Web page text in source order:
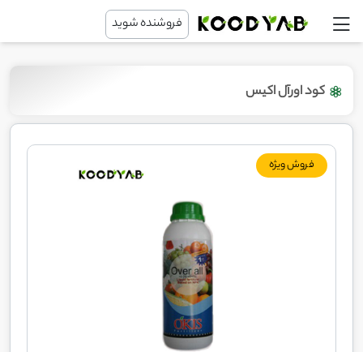
فروشنده شوید
کود اورآل اکیس
فروش ویژه